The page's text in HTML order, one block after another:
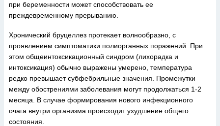
при беременности может способствовать ее
преждевременному прерыванию.
Хронический бруцеллез протекает волнообразно, с
проявлением симптоматики полиорганных поражений. При
этом общеинтоксикационный синдром (лихорадка и
интоксикация) обычно выражены умерено, температура
редко превышает субфебрильные значения. Промежутки
между обострениями заболевания могут продолжаться 1-2
месяца. В случае формирования нового инфекционного
очага внутри организма происходит ухудшение общего
состояния.